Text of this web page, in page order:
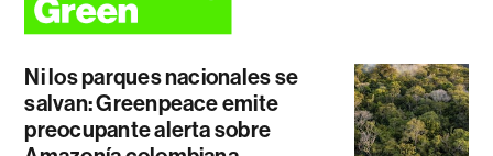
Ni los parques nacionales se
salvan: Greenpeace emite
preocupante alerta sobre